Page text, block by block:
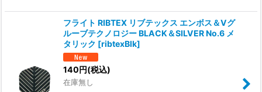
フライト RIBTEX リブテックス エンボス＆Vグ
ルーブテクノロジー BLACK＆SILVER No.6 メ
タリック [ribtexBlk]
140円(税込)
在庫無し